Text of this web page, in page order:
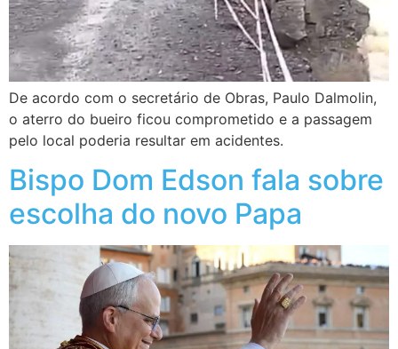
De acordo com o secretário de Obras, Paulo Dalmolin,
o aterro do bueiro ficou comprometido e a passagem
pelo local poderia resultar em acidentes.
Bispo Dom Edson fala sobre
escolha do novo Papa